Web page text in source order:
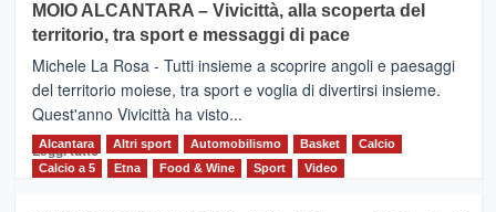
Torna
la
Supermaratona
dell’Etna
MOIO ALCANTARA – Vivicittà, alla scoperta del
territorio, tra sport e messaggi di pace
Michele La Rosa - Tutti insieme a scoprire angoli e paesaggi
del territorio moiese, tra sport e voglia di divertirsi insieme.
Quest'anno Vivicittà ha visto...
Leggi tutto Leggi
Alcantara Altri sport Automobilismo Basket
Calcio
Calcio a 5
Etna Food & Wine Sport Video